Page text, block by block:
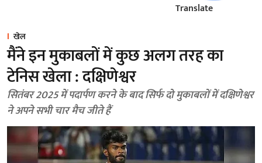
Translate
खेल
मैंने इन मुकाबलों में कुछ अलग तरह का
टेनिस खेला : दक्षिणेश्वर
सितंबर 2025 में पदार्पण करने के बाद सिर्फ दो मुकाबलों में दक्षिणेश्वर
ने अपने सभी चार मैच जीते हैं